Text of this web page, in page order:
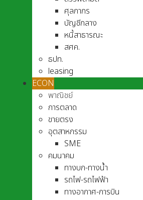
ศุลกากร
บัญชีกลาง
หนี้สาธารณะ
สศค.
ธปท.
leasing
ECON
พาณิชย์
การตลาด
ขายตรง
อุตสาหกรรม
SME
คมนาคม
ทางบก-ทางน้ำ
รถไฟ-รถไฟฟ้า
ทางอากาศ-การบิน